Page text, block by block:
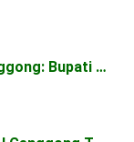
Bupati …